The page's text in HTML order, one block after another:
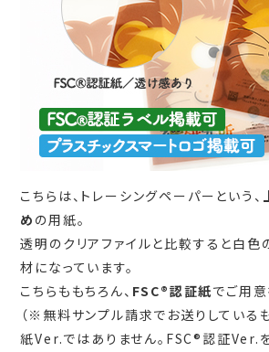
こちらは、トレーシングペーパーという、
め の用紙。
透明のクリアファイルと比較すると白
材になっています。
こちらももちろん、 FSC®認証紙でご用意
（※無料サンプル請求でお送りしている
紙Ver.ではありません。FSC®認証Ver.